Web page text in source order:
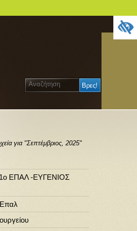
για "Σεπτέμβριος, 2025"
ΕΠΑΛ -ΕΥΓΕΝΙΟΣ